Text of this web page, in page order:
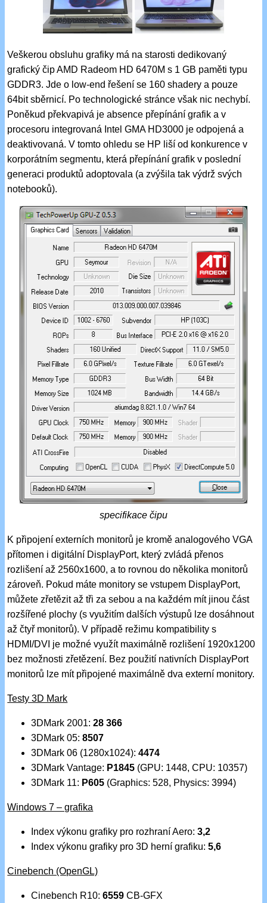
Veškerou obsluhu grafiky má na starosti dedikovaný
grafický čip AMD Radeom HD 6470M s 1 GB paměti typu
GDDR3. Jde o low-end řešení se 160 shadery a pouze
64bit sběrnicí. Po technologické stránce však nic nechybí.
Poněkud překvapivá je absence přepínání grafik a v
procesoru integrovaná Intel GMA HD3000 je odpojená a
deaktivovaná. V tomto ohledu se HP liší od konkurence v
korporátním segmentu, která přepínání grafik v poslední
generaci produktů adoptovala (a zvýšila tak výdrž svých
notebooků).
specifikace čipu
K připojení externích monitorů je kromě analogového VGA
přítomen i digitální DisplayPort, který zvládá přenos
rozlišení až 2560x1600, a to rovnou do několika monitorů
zároveň. Pokud máte monitory se vstupem DisplayPort,
můžete zřetězit až tři za sebou a na každém mít jinou část
rozšířené plochy (s využitím dalších výstupů lze dosáhnout
až čtyř monitorů). V případě režimu kompatibility s
HDMI/DVI je možné využít maximálně rozlišení 1920x1200
bez možnosti zřetězení. Bez použití nativních DisplayPort
monitorů lze mít připojené maximálně dva externí monitory.
Testy 3D Mark
3DMark 2001:28 366
3DMark 05:8507
3DMark 06 (1280x1024):4474
3DMark Vantage: P1845 (GPU: 1448, CPU: 10357)
3DMark 11: P605 (Graphics: 528, Physics: 3994)
Windows 7 – grafika
Index výkonu grafiky pro rozhraní Aero:3,2
Index výkonu grafiky pro 3D herní grafiku:5,6
Cinebench (OpenGL)
Cinebench R10:6559 CB-GFX